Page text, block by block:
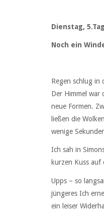
Dienstag, 5.Tag
Noch ein
Regen schlug in
Der Himmel war
neue Formen.
ließen die
wenige
Ich sah in
kurzen Kuss auf
Upps – so
jüngeres Ich
ein leiser